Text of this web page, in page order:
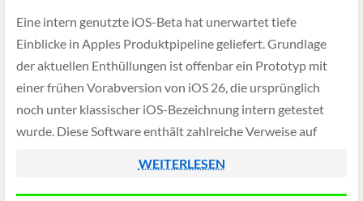
Eine intern genutzte iOS-Beta hat unerwartet tiefe
Einblicke in Apples Produktpipeline geliefert. Grundlage
der aktuellen Enthüllungen ist offenbar ein Prototyp mit
einer frühen Vorabversion von iOS 26, die ursprünglich
noch unter klassischer iOS-Bezeichnung intern getestet
wurde. Diese Software enthält zahlreiche Verweise auf
offenbar aktiv in der Entwicklung befinden […]
WEITERLESEN